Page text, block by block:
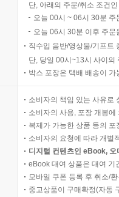
단, 아래의 주문/취소 조건
오늘 00시 ~ 06시 30분
오늘 06시 30분 이후 주
직수입 음반/영상물/기프트
단, 당일 00시~13시 사이의
박스 포장은 택배 배송이
소비자의 책임 있는 사유로
소비자의 사용, 포장 개봉
복제가 가능한 상품 등의
소비자의 요청에 따라 개별
디지털 컨텐츠인 eBook,
eBook 대여 상품은 대여 기
모바일 쿠폰 등록 후 취소/
중고상품이 구매확정(자동